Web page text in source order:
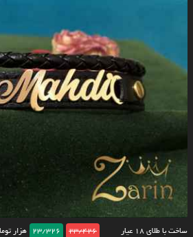
ساخت با طلای ۱۸ عیار 23/426
23/326 هزار